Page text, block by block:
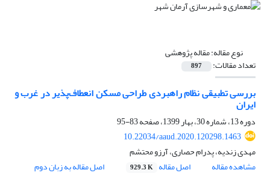
نوع مقاله:مقاله پژوهشی
تعداد مقالات: 897
بررسی تطبیقی نظام راهبردی طراحی مسکن انعطاف‌پذیر در غرب و
ایران
دوره 13، شماره 30، بهار 1399، صفحه
83-95
10.22034/aaud.2020.120298.1463
مهدی زندیه، پدرام حصاری، آرزو محتشم
مشاهده مقاله
اصل مقاله 929.3 K اصل مقاله به زبان دوم